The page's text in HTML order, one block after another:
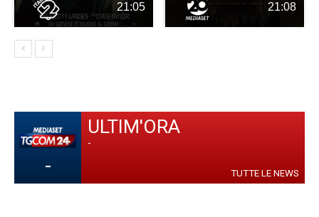
21:05 21:08
-
ULTIM'ORA
-
TUTTE LE NEWS